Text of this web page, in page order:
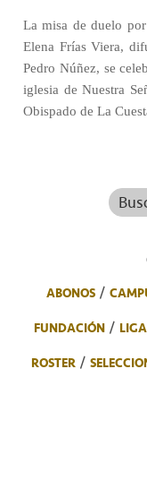
La misa de duelo
Elena Frías Viera,
Pedro Núñez, se
iglesia de Nuestra
Obispado de La
ABONOS
FUNDACIÓN
ROSTER